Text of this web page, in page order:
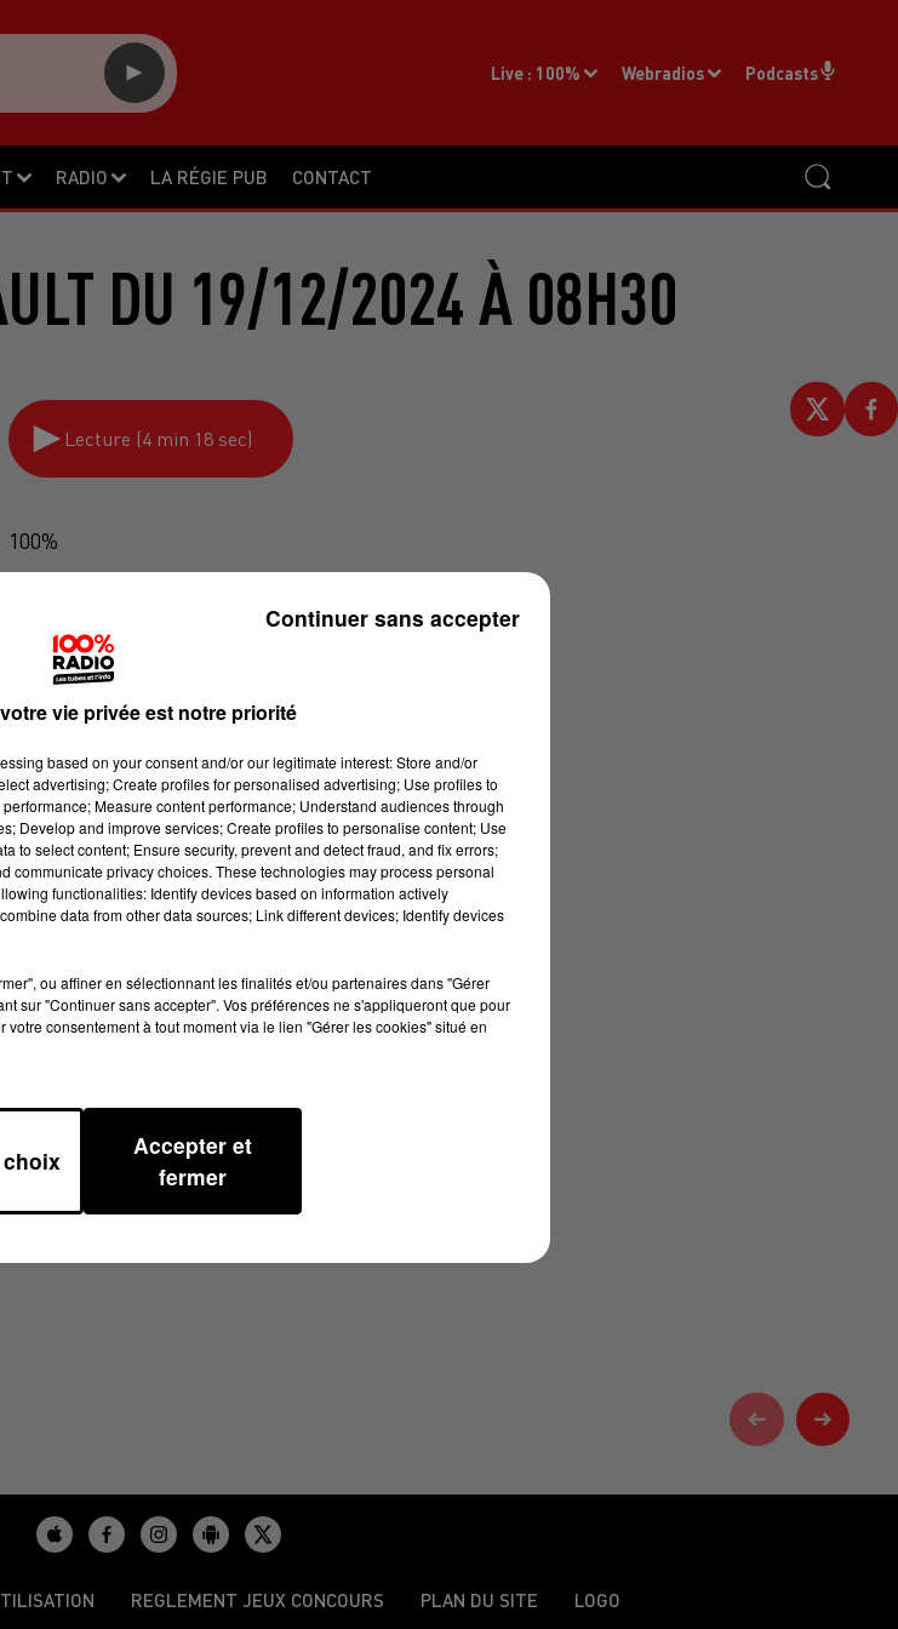
RADIO LA RÉGIE PUB CONTACT
Live : 100% Webradios Podcasts
DU 19/12/2024 À 08H30
Lecture (4 min 18 sec)
100%
REGLEMENT JEUX CONCOURS PLAN DU SITE LOGO
vie privée est notre priorité
based on your consent and/or our legitimate interest: Store and/or
advertising; Create profiles for personalised advertising; Use profiles to
Measure content performance; Understand audiences through
Develop and improve services; Create profiles to personalise content; Use
to select content; Ensure security, prevent and detect fraud, and fix errors;
communicate privacy choices. These technologies may process personal
functionalities: Identify devices based on information actively
data from other data sources; Link different devices; Identify devices
ou affiner en sélectionnant les finalités et/ou partenaires dans "Gérer
sur "Continuer sans accepter". Vos préférences ne s'appliqueront que pour
consentement à tout moment via le lien "Gérer les cookies" situé en
Accepter et
fermer
Continuer sans accepter